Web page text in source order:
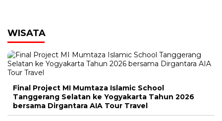
WISATA
Final Project MI Mumtaza Islamic School
Tanggerang Selatan ke Yogyakarta Tahun 2026
bersama Dirgantara AIA Tour Travel